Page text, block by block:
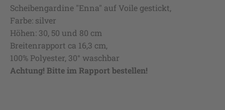
Scheibengardine "Enna" auf Voile gestickt,
Farbe: silver
Höhen: 30, 50 und 80 cm
Breitenrapport ca 16,3 cm,
100% Polyester, 30° waschbar
Achtung! Bitte im Rapport bestellen!